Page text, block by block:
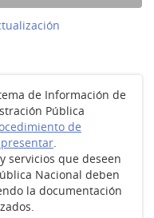
de Información de
Pública
de
.
servicios que deseen
Nacional deben
la documentación